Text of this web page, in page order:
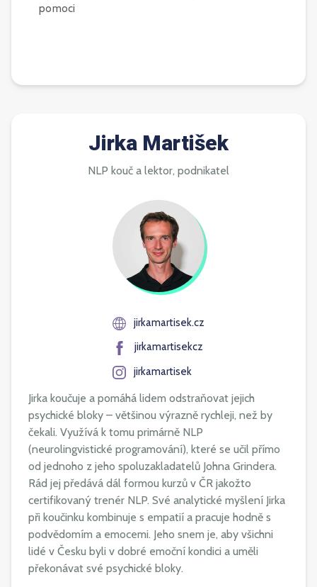
pomoci
Jirka Martišek
NLP kouč a lektor, podnikatel
jirkamartisek.cz
jirkamartisekcz
jirkamartisek
Jirka koučuje a pomáhá lidem odstraňovat jejich
psychické bloky – většinou výrazně rychleji, než by
čekali. Využívá k tomu primárně NLP
(neurolingvistické programování), které se učil přímo
od jednoho z jeho spoluzakladatelů Johna Grindera.
Rád jej předává dál formou kurzů v ČR jakožto
certifikovaný trenér NLP. Své analytické myšlení Jirka
při koučinku kombinuje s empatií a pracuje hodně s
podvědomím a emocemi. Jeho snem je, aby všichni
lidé v Česku byli v dobré emoční kondici a uměli
překonávat své psychické bloky.